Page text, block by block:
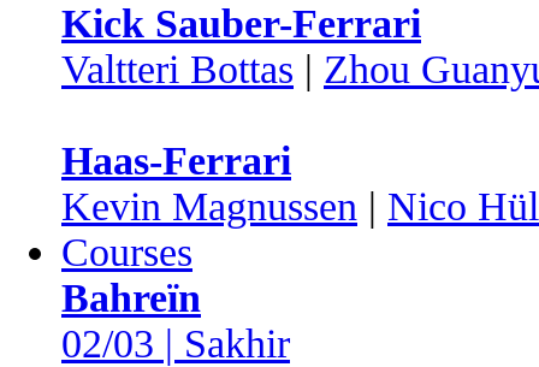
Kick Sauber-Ferrari
Valtteri Bottas | Zhou
Haas-Ferrari
Kevin Magnussen | Nico
Courses
Bahreïn
02/03 | Sakhir